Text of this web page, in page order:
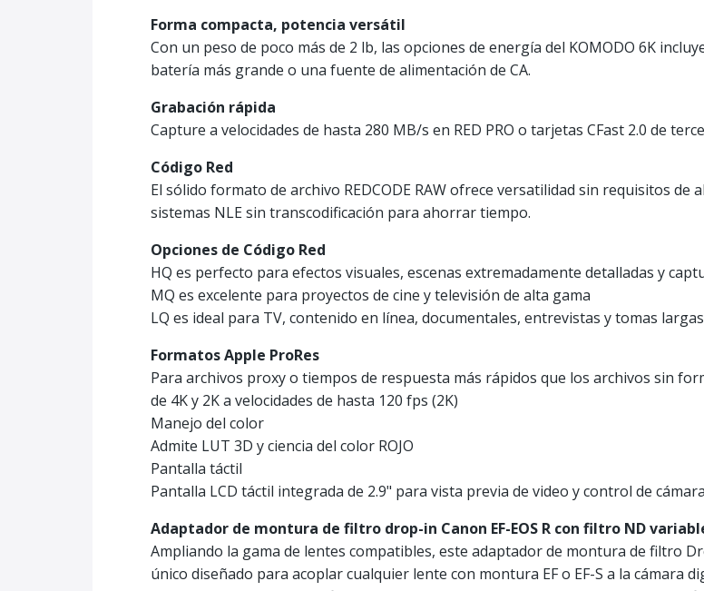
Forma compacta, potencia versátil
Con un peso de poco más de 2 lb, las opciones de energía del KOMODO 6K
batería más grande o una fuente de alimentación de CA.
Grabación rápida
Capture a velocidades de hasta 280 MB/s en RED PRO o tarjetas CFast 2.0 de
Código Red
El sólido formato de archivo REDCODE RAW ofrece versatilidad sin requisitos
sistemas NLE sin transcodificación para ahorrar tiempo.
Opciones de Código Red
HQ es perfecto para efectos visuales, escenas extremadamente detalladas y
MQ es excelente para proyectos de cine y televisión de alta gama
LQ es ideal para TV, contenido en línea, documentales, entrevistas y tomas
Formatos Apple ProRes
Para archivos proxy o tiempos de respuesta más rápidos que los archivos sin
de 4K y 2K a velocidades de hasta 120 fps (2K)
Manejo del color
Admite LUT 3D y ciencia del color ROJO
Pantalla táctil
Pantalla LCD táctil integrada de 2.9" para vista previa de video y control de
Adaptador de montura de filtro drop-in Canon EF-EOS R con filtro ND
Ampliando la gama de lentes compatibles, este adaptador de montura de filtro
único diseñado para acoplar cualquier lente con montura EF o EF-S a la cámara